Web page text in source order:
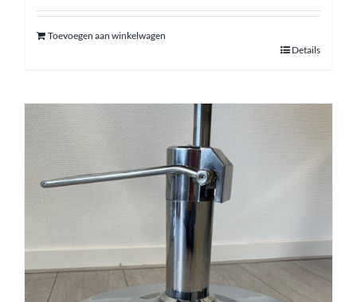
Toevoegen aan winkelwagen
Details